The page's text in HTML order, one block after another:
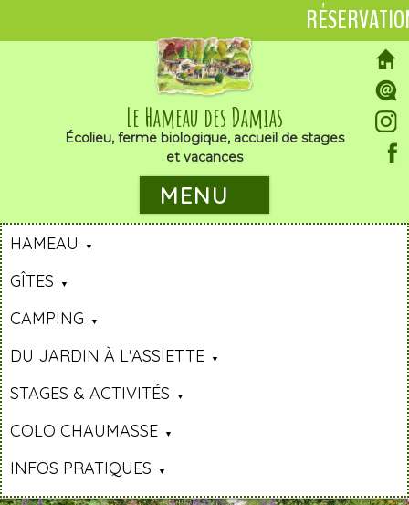
Le Hameau des Damias
Écolieu, ferme biologique, accueil de stages
et vacances
MENU
HAMEAU
GÎTES
CAMPING
DU JARDIN À L'ASSIETTE
STAGES & ACTIVITÉS
COLO CHAUMASSE
INFOS PRATIQUES